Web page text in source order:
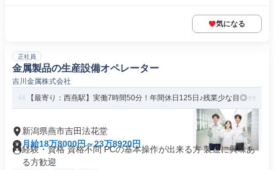
気になる
正社員
金属製品の生産設備オペレーター
吉川金属株式会社
【最寄り：西燕駅】実働7時間50分！年間休日125日♪残業少な目◎
新潟県燕市吉田法花堂
月給18万8000円～23万8920円
経験・資格 資格不問 PCの基本操作が出来る方 製造に興味あ
る方歓迎